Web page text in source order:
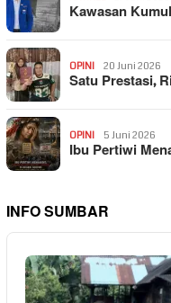
Kawasan
OPINI 20 Juni 2026
Satu Prestasi,
OPINI 5 Juni 2026
Ibu Pertiwi
INFO SUMBAR